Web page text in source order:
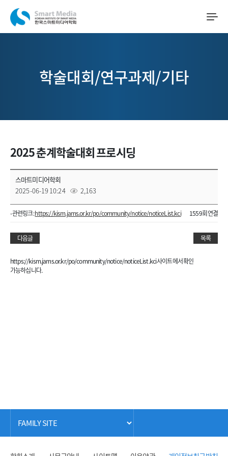
학술대회/연구과제/기타
2025 춘계학술대회 프로시딩
스마트미디어학회
2025-06-19 10:24
2,163
- 관련링크 :https://kism.jams.or.kr/po/community/notice/noticeList.kci 1559회 연결
다음글 목록
https://kism.jams.or.kr/po/community/notice/noticeList.kci 사이트에서 확인
가능하십니다.